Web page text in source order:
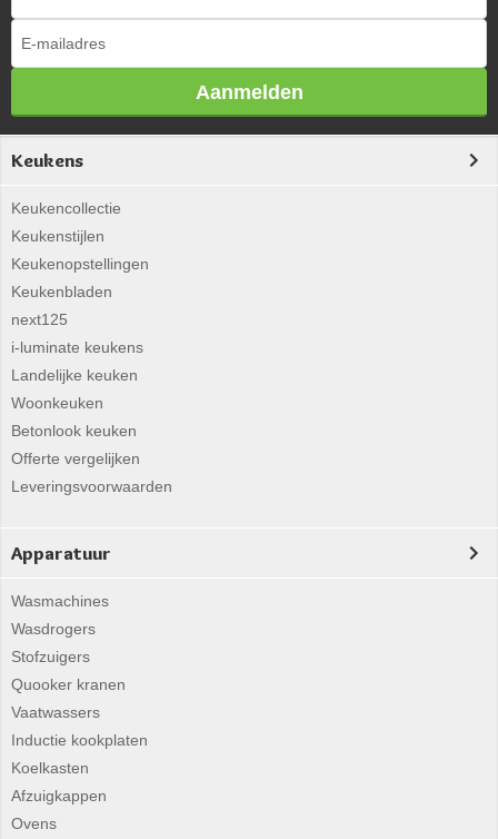
Aanmelden
Keukens
Keukencollectie
Keukenstijlen
Keukenopstellingen
Keukenbladen
next125
i-luminate keukens
Landelijke keuken
Woonkeuken
Betonlook keuken
Offerte vergelijken
Leveringsvoorwaarden
Apparatuur
Wasmachines
Wasdrogers
Stofzuigers
Quooker kranen
Vaatwassers
Inductie kookplaten
Koelkasten
Afzuigkappen
Ovens